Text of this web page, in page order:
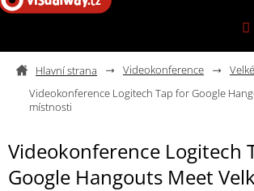
Přejít na obsah
Videokonference
Videokonference Logitech Tap for Google
místnosti
Videokonference Logitech
Google Hangouts Meet